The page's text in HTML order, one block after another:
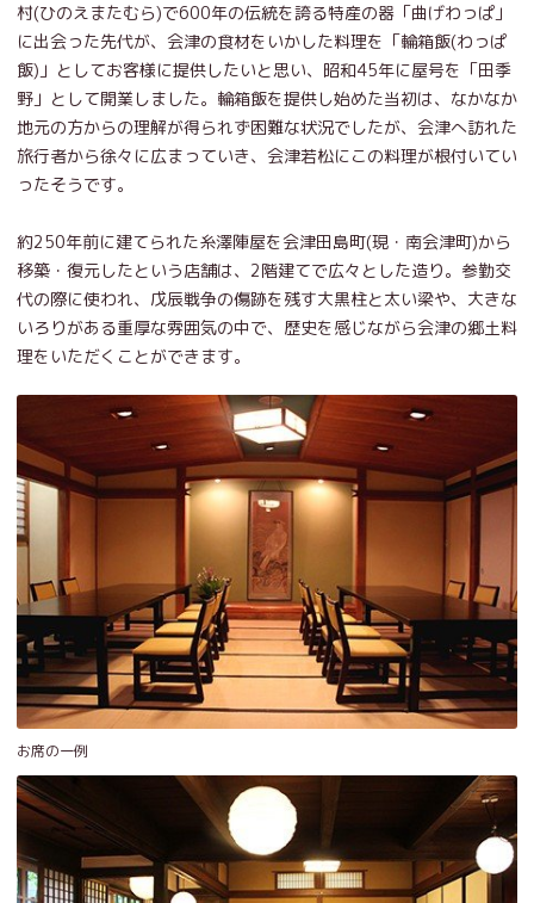
村(ひのえまたむら)で600年の伝統を誇る特産の器「曲げわっぱ」
に出会った先代が、会津の食材をいかした料理を「輪箱飯(わっぱ
飯)」としてお客様に提供したいと思い、昭和45年に屋号を「田季
野」として開業しました。輪箱飯を提供し始めた当初は、なかなか
地元の方からの理解が得られず困難な状況でしたが、会津へ訪れた
旅行者から徐々に広まっていき、会津若松にこの料理が根付いてい
ったそうです。
約250年前に建てられた糸澤陣屋を会津田島町(現・南会津町)から
移築・復元したという店舗は、2階建てで広々とした造り。参勤交
代の際に使われ、戊辰戦争の傷跡を残す大黒柱と太い梁や、大きな
いろりがある重厚な雰囲気の中で、歴史を感じながら会津の郷土料
理をいただくことができます。
お席の一例